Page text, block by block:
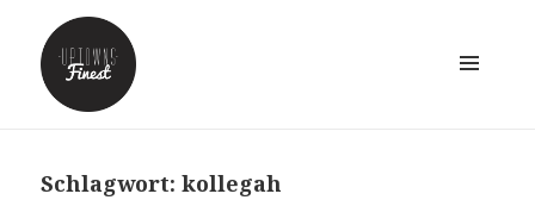
Schlagwort:kollegah